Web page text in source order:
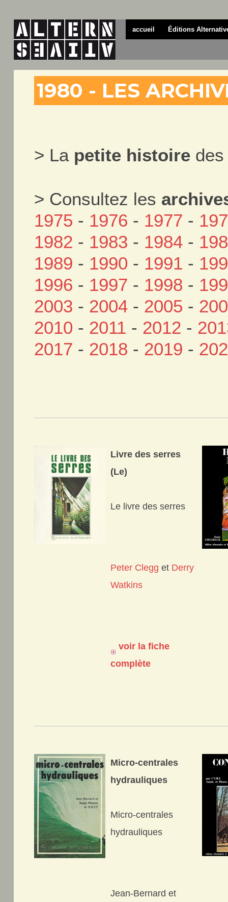
accueil Éditions
1980 - LES
> La petite histoire
> Consultez les
1975 - 1976 - 1977 -
1982 - 1983 - 1984 -
1989 - 1990 - 1991 -
1996 - 1997 - 1998 -
2003 - 2004 - 2005 -
2010 - 2011 - 2012 -
2017 - 2018 - 2019 -
Livre des serres
(Le)
Le livre des serres
Peter Clegg et Derry
Watkins
voir la fiche
complète
Micro-centrales
hydrauliques
Micro-centrales
hydrauliques
Jean-Bernard et